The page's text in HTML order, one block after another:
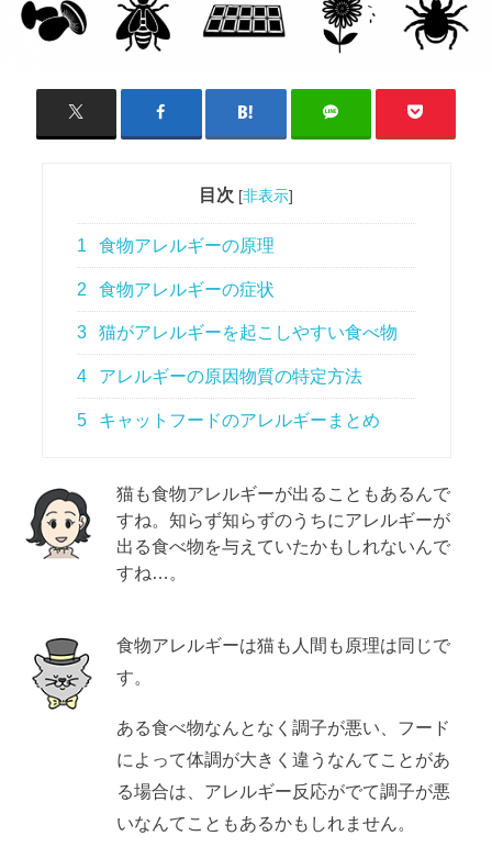
目次 [非表示]
1 食物アレルギーの原理
2 食物アレルギーの症状
3 猫がアレルギーを起こしやすい食べ物
4 アレルギーの原因物質の特定方法
5 キャットフードのアレルギーまとめ
猫も食物アレルギーが出ることもあるんで
すね。知らず知らずのうちにアレルギーが
出る食べ物を与えていたかもしれないんで
すね…。
食物アレルギーは猫も人間も原理は同じで
す。
ある食べ物なんとなく調子が悪い、フード
によって体調が大きく違うなんてことがあ
る場合は、アレルギー反応がでて調子が悪
いなんてこともあるかもしれません。